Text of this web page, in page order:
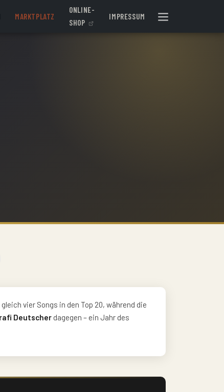
MARKTPLATZ
ONLINE-
SHOP
IMPRESSUM
vier Songs in den Top 20, während die
Deutscher dagegen – ein Jahr des